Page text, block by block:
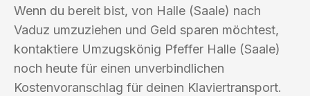
Wenn du bereit bist, von Halle (Saale) nach
Vaduz umzuziehen und Geld sparen möchtest,
kontaktiere Umzugskönig Pfeffer Halle (Saale)
noch heute für einen unverbindlichen
Kostenvoranschlag für deinen Klaviertransport.